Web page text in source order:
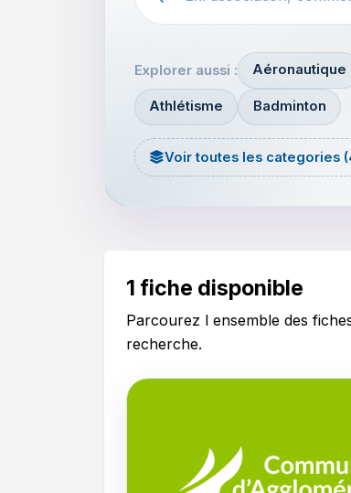
Explorer aussi : Aéronautique
Athlétisme Badminton
Voir toutes les categories
1 fiche disponible
Parcourez l ensemble des
recherche.